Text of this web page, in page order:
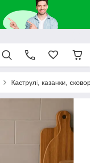
Каструлі, казанки,